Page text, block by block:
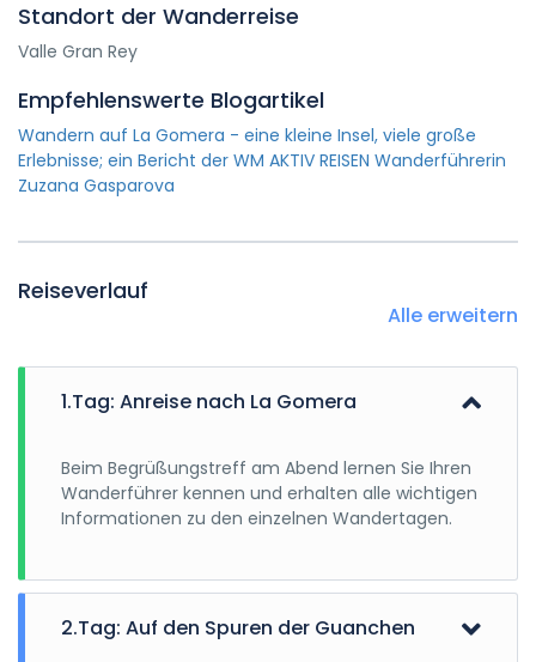
Standort der Wanderreise
Valle Gran Rey
Empfehlenswerte Blogartikel
Wandern auf La Gomera - eine kleine Insel, viele große
Erlebnisse; ein Bericht der WM AKTIV REISEN Wanderführerin
Zuzana Gasparova
Reiseverlauf
Alle erweitern
1.Tag: Anreise nach La Gomera
Beim Begrüßungstreff am Abend lernen Sie Ihren
Wanderführer kennen und erhalten alle wichtigen
Informationen zu den einzelnen Wandertagen.
2.Tag: Auf den Spuren der Guanchen